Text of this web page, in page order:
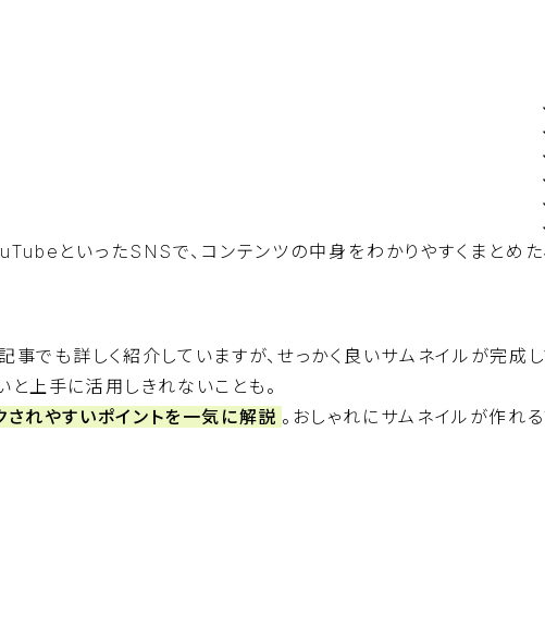
といったSNSで、コンテンツの中身をわかりやすくまとめ
事でも詳しく紹介していますが、せっかく良いサムネイルが完成
上手に活用しきれないことも。
されやすいポイントを一気に解説 。おしゃれにサムネイルが作れ